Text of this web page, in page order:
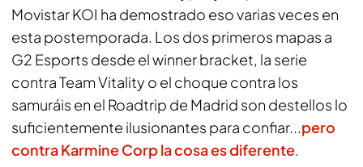
Movistar KOI ha demostrado eso varias veces en
esta postemporada. Los dos primeros mapas a
G2 Esports desde el winner bracket, la serie
contra Team Vitality o el choque contra los
samuráis en el Roadtrip de Madrid son destellos lo
suficientemente ilusionantes para confiar...pero
contra Karmine Corp la cosa es diferente.